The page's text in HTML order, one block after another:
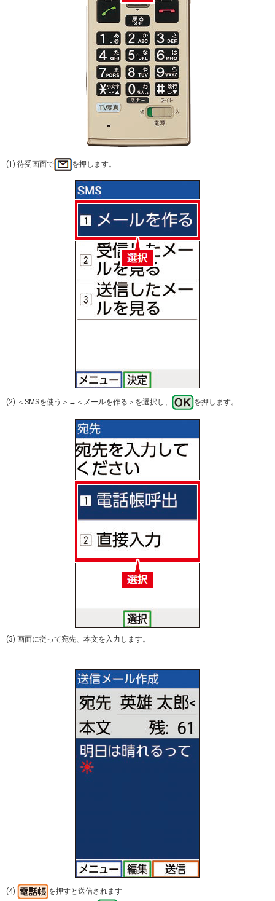
(1) 待受画面で を押します。
(2) ＜SMSを使う＞→＜メールを作る＞を選択し、 を押します。
(3) 画面に従って宛先、本文を入力します。
(4)
を押すと送信されます